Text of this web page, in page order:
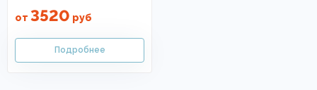
от 3520 руб